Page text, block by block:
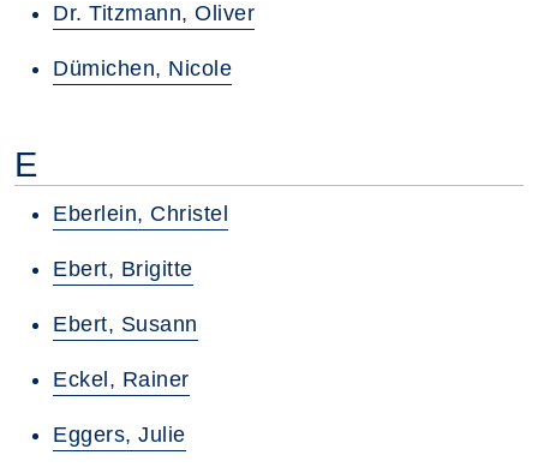
Dr. Titzmann, Oliver
Dümichen, Nicole
E
Eberlein, Christel
Ebert, Brigitte
Ebert, Susann
Eckel, Rainer
Eggers, Julie